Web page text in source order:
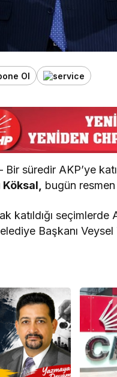
Ol
Bir süredir AKP’ye
Köksal, bugün
katıldığı
Başkanı